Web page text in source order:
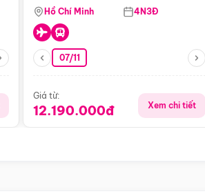
Penglipuran
Hồ Chí Minh 4N3Đ
07/11
Giá từ:
12.190.000đ Xem chi tiết